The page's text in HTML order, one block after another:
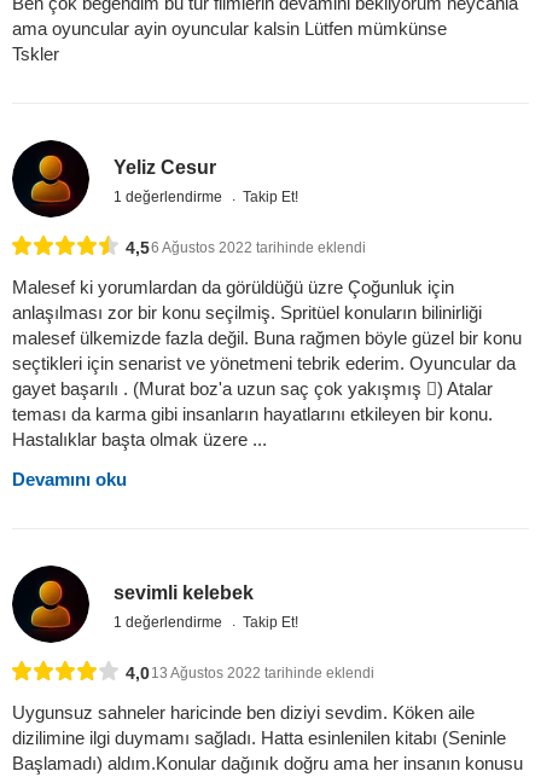
ama oyuncular ayin oyuncular kalsin Lütfen mümkünse
Tskler
Yeliz Cesur
1 değerlendirme Takip Et!
4,56 Ağustos 2022 tarihinde eklendi
Malesef ki yorumlardan da görüldüğü üzre Çoğunluk için
anlaşılması zor bir konu seçilmiş. Spritüel konuların bilinirliği
malesef ülkemizde fazla değil. Buna rağmen böyle güzel bir konu
seçtikleri için senarist ve yönetmeni tebrik ederim. Oyuncular da
gayet başarılı . (Murat boz'a uzun saç çok yakışmış ) Atalar
teması da karma gibi insanların hayatlarını etkileyen bir konu.
Hastalıklar başta olmak üzere ...
Devamını oku
sevimli kelebek
1 değerlendirme Takip Et!
4,013 Ağustos 2022 tarihinde eklendi
Uygunsuz sahneler haricinde ben diziyi sevdim. Köken aile
dizilimine ilgi duymamı sağladı. Hatta esinlenilen kitabı (Seninle
Başlamadı) aldım.Konular dağınık doğru ama her insanın konusu